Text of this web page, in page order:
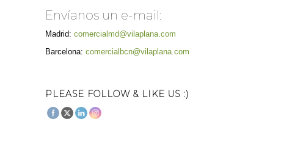
Envíanos un e-mail:
Madrid:comercialmd@vilaplana.com
Barcelona:comercialbcn@vilaplana.com
PLEASE FOLLOW & LIKE US :)